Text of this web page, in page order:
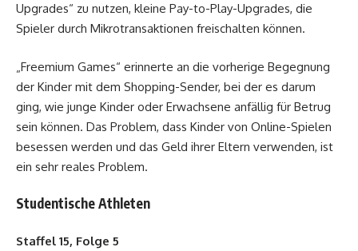
Upgrades“ zu nutzen, kleine Pay-to-Play-Upgrades, die
Spieler durch Mikrotransaktionen freischalten können.
„Freemium Games“ erinnerte an die vorherige Begegnung
der Kinder mit dem Shopping-Sender, bei der es darum
ging, wie junge Kinder oder Erwachsene anfällig für Betrug
sein können. Das Problem, dass Kinder von Online-Spielen
besessen werden und das Geld ihrer Eltern verwenden, ist
ein sehr reales Problem.
Studentische Athleten
Staffel 15, Folge 5